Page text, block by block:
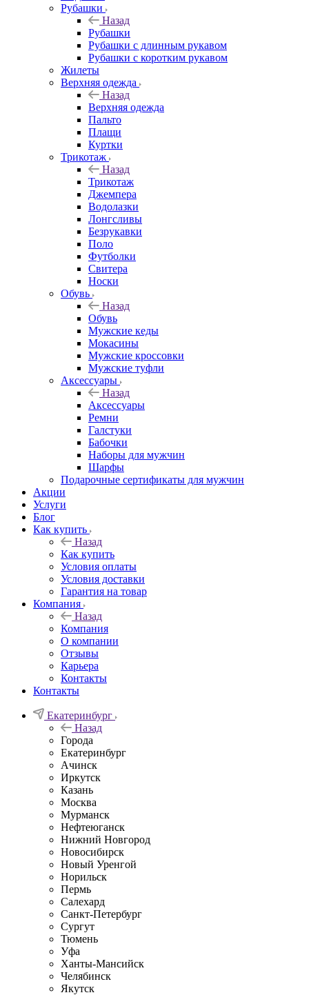
Рубашки
Назад
Рубашки
Рубашки с длинным рукавом
Рубашки с коротким рукавом
Жилеты
Верхняя одежда
Назад
Верхняя одежда
Пальто
Плащи
Куртки
Трикотаж
Назад
Трикотаж
Джемпера
Водолазки
Лонгсливы
Безрукавки
Поло
Футболки
Свитера
Носки
Обувь
Назад
Обувь
Мужские кеды
Мокасины
Мужские кроссовки
Мужские туфли
Аксессуары
Назад
Аксессуары
Ремни
Галстуки
Бабочки
Наборы для мужчин
Шарфы
Подарочные сертификаты для мужчин
Акции
Услуги
Блог
Как купить
Назад
Как купить
Условия оплаты
Условия доставки
Гарантия на товар
Компания
Назад
Компания
О компании
Отзывы
Карьера
Контакты
Контакты
Екатеринбург
Назад
Города
Екатеринбург
Ачинск
Иркутск
Казань
Москва
Мурманск
Нефтеюганск
Нижний Новгород
Новосибирск
Новый Уренгой
Норильск
Пермь
Салехард
Санкт-Петербург
Сургут
Тюмень
Уфа
Ханты-Мансийск
Челябинск
Якутск